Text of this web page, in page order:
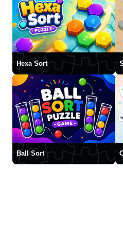
Hexa Sort
Ball Sort